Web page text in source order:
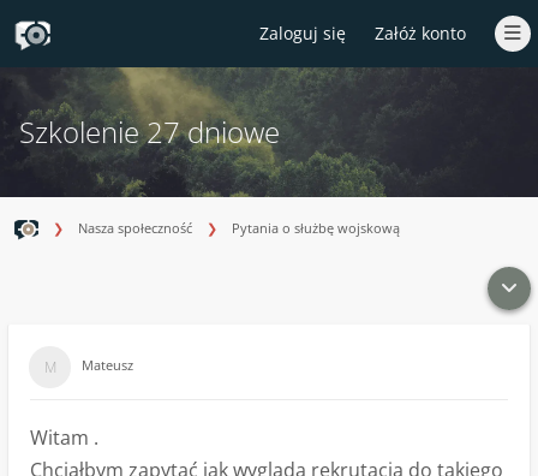
Zaloguj się Załóż konto
Szkolenie 27 dniowe
Nasza społeczność Pytania o służbę wojskową
Mateusz
Witam .
Chciałbym zapytać jak wygląda rekrutacja do takiego